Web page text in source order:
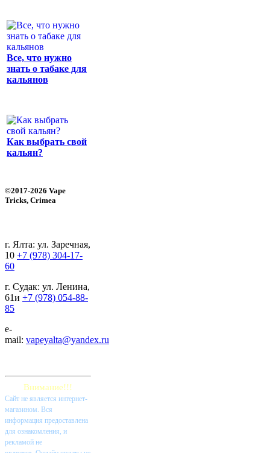
Все, что нужно
знать о табаке для
кальянов
Как выбрать свой
кальян?
©2017-2026 Vape
Tricks, Crimea
г. Ялта: ул. Заречная,
10 +7 (978) 304-17-
60
г. Судак: ул. Ленина,
61и +7 (978) 054-88-
85
e-
mail: vapeyalta@yandex.ru
Внимание!!!
Cайт не является интернет-
магазином. Вся
информация предоставлена
для ознакомления, и
рекламой не